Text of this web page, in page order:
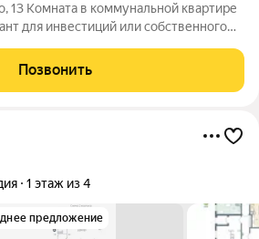
13 Комната в коммунальной квартире
для инвестиций или собственного
колледж технический и
Позвонить
1 этаж из 4
предложение